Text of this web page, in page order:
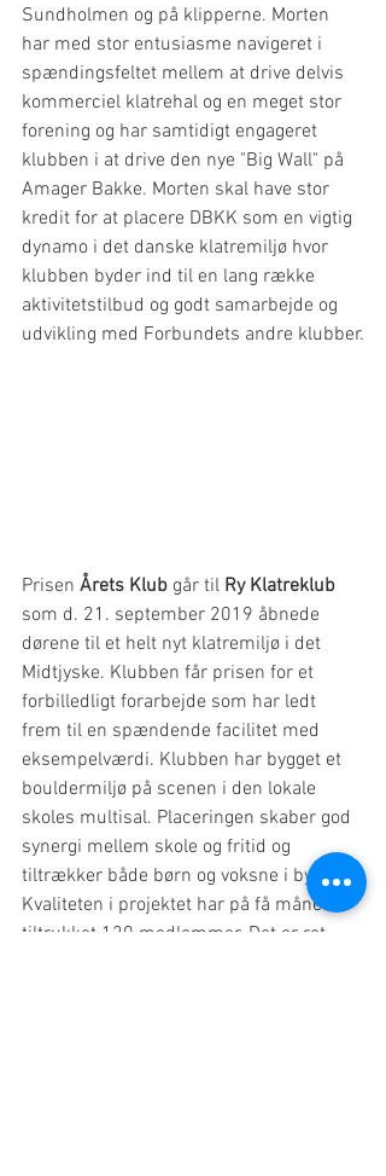
Sundholmen og på klipperne. Morten
har med stor entusiasme navigeret i
spændingsfeltet mellem at drive delvis
kommerciel klatrehal og en meget stor
forening og har samtidigt engageret
klubben i at drive den nye "Big Wall" på
Amager Bakke. Morten skal have stor
kredit for at placere DBKK som en vigtig
dynamo i det danske klatremiljø hvor
klubben byder ind til en lang række
aktivitetstilbud og godt samarbejde og
udvikling med Forbundets andre klubber.
Prisen Årets Klub går til Ry Klatreklub
som d. 21. september 2019 åbnede
dørene til et helt nyt klatremiljø i det
Midtjyske. Klubben får prisen for et
forbilledligt forarbejde som har ledt
frem til en spændende facilitet med
eksempelværdi. Klubben har bygget et
bouldermiljø på scenen i den lokale
skoles multisal. Placeringen skaber god
synergi mellem skole og fritid og
tiltrækker både børn og voksne i byen.
Kvaliteten i projektet har på få måneder
tiltrukket 120 medlemmer. Det er ret